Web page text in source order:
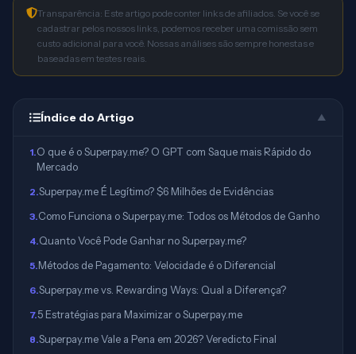
Transparência: Este artigo pode conter links de afiliados. Se você se
cadastrar pelos nossos links, podemos receber uma comissão sem
custo adicional para você. Nossas análises são sempre honestas e
baseadas em testes reais.
Índice do Artigo ▲
1.O que é o Superpay.me? O GPT com Saque mais Rápido do
Mercado
2.Superpay.me É Legítimo? $6 Milhões de Evidências
3.Como Funciona o Superpay.me: Todos os Métodos de Ganho
4.Quanto Você Pode Ganhar no Superpay.me?
5.Métodos de Pagamento: Velocidade é o Diferencial
6.Superpay.me vs. Rewarding Ways: Qual a Diferença?
7.5 Estratégias para Maximizar o Superpay.me
8.Superpay.me Vale a Pena em 2026? Veredicto Final